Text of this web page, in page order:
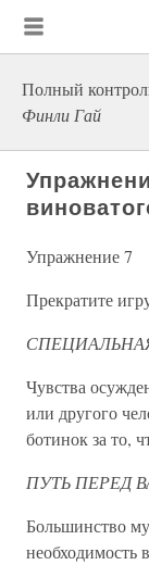
Полный
Финли Гай
Упражнение 7
Прекратите
Чувства
или другого
ботинок за то,
ПУТЬ ПЕРЕД
Большинство
необходимость